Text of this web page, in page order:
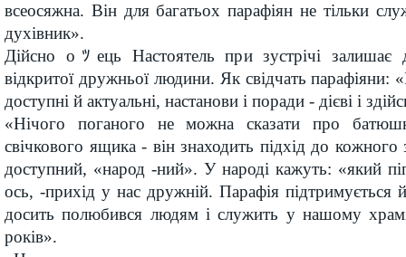
всеосяжна. Він для багатьох парафіян не тільки
духівник».
Дійсно оﾂець Настоятель при зустрічі залишає
відкритої дружньої людини. Як свідчать парафіяни:
доступні й актуальні, настанови і поради - дієві і
«Нічого поганого не можна сказати про
свічкового ящика - він знаходить підхід до
доступний, «народ -ний». У народі кажуть: «який
ось, -прихід у нас дружній. Парафія підтримується
досить полюбився людям і служить у нашому
років».